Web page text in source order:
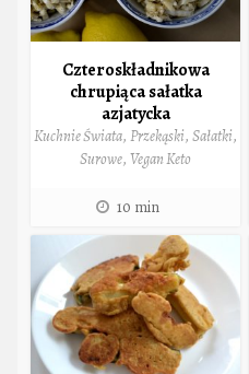
Czteroskładnikowa
chrupiąca sałatka
azjatycka
Kuchnie Świata, Przekąski, Sałatki,
Surowe, Vegan Keto
10 min